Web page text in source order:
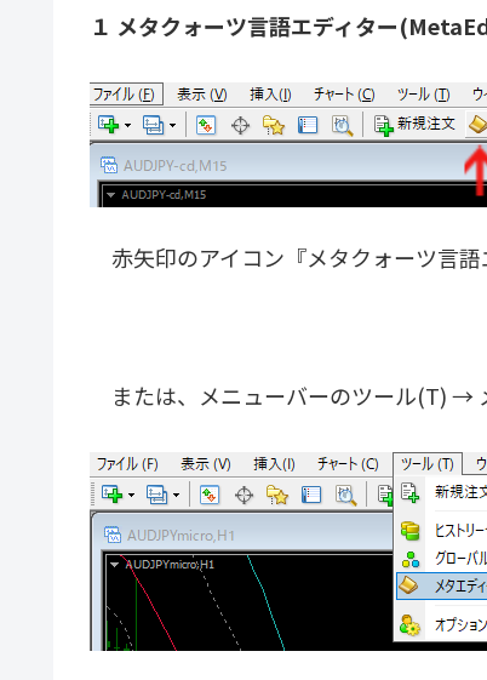
１ メタクォーツ言語エディター
赤矢印のアイコン『メタクォーツ言語
または、メニューバーのツール(T) →